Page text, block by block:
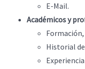
E-Mail.
Académicos y
Historial